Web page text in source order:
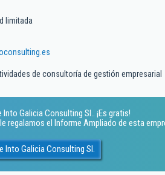
limitada
de consultoría de gestión empresarial
Galicia Consulting Sl.. ¡Es gratis!
regalamos el Informe Ampliado de esta
Into Galicia Consulting Sl.